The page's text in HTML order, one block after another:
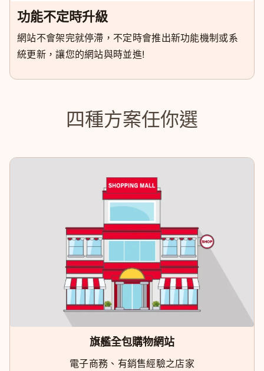
功能不定時升級
網站不會架完就停滯，不定時會推出新功能機制或系
統更新，讓您的網站與時並進!
四種方案任你選
旗艦全包購物網站
電子商務、有銷售經驗之店家